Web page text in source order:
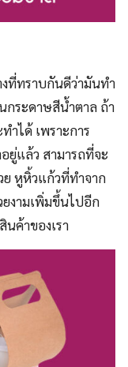
ที่ทราบกันดีว่ามันทำ
กระดาษสีน้ำตาล ถ้า
ำได้ เพราะการ
ยู่แล้ว สามารถที่จะ
ย หูหิ้วแก้วที่ทำจาก
งามเพิ่มขึ้นไปอีก
ค้าของเรา